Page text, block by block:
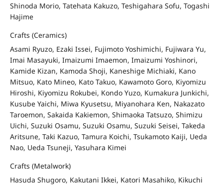
Shinoda Morio, Tatehata Kakuzo, Teshigahara Sofu, Togashi
Hajime
Crafts (Ceramics)
Asami Ryuzo, Ezaki Issei, Fujimoto Yoshimichi, Fujiwara Yu,
Imai Masayuki, Imaizumi Imaemon, Imaizumi Yoshinori,
Kamide Kizan, Kamoda Shoji, Kaneshige Michiaki, Kano
Mitsuo, Kato Mineo, Kato Takuo, Kawamoto Goro, Kiyomizu
Hiroshi, Kiyomizu Rokubei, Kondo Yuzo, Kumakura Junkichi,
Kusube Yaichi, Miwa Kyusetsu, Miyanohara Ken, Nakazato
Taroemon, Sakaida Kakiemon, Shimaoka Tatsuzo, Shimizu
Uichi, Suzuki Osamu, Suzuki Osamu, Suzuki Seisei, Takeda
Aritsune, Taki Kazuo, Tamura Koichi, Tsukamoto Kaiji, Ueda
Nao, Ueda Tsuneji, Yasuhara Kimei
Crafts (Metalwork)
Hasuda Shugoro, Kakutani Ikkei, Katori Masahiko, Kikuchi